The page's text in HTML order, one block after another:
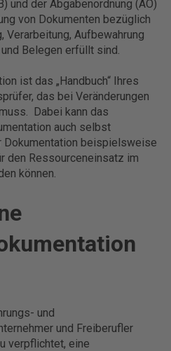
und der Abgabenordnung (AO)
von Dokumenten bezüglich
Verarbeitung, Aufbewahrung
Belegen erfüllt sind.
ist das „Handbuch“ Ihres
das bei Veränderungen
Dabei kann das
auch selbst
Dokumentation beispielsweise
den Ressourceneinsatz im
können.
und
und Freiberufler
verpflichtet, eine